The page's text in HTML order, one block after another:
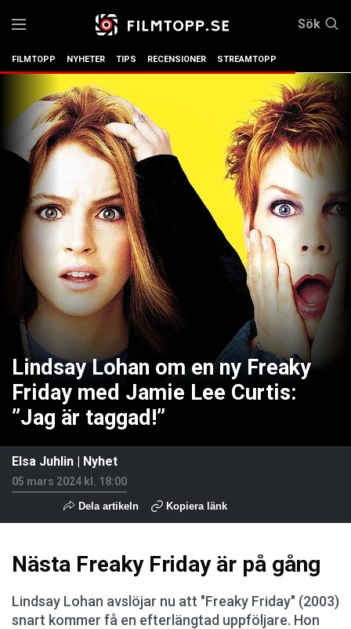
Sök
FILMTOPP NYHETER TIPS RECENSIONER STREAMTOPP
Lindsay Lohan om en ny Freaky
Friday med Jamie Lee Curtis:
”Jag är taggad!”
Elsa Juhlin | Nyhet
05 mars 2024 kl. 18:00
Dela artikeln Kopiera länk
Nästa Freaky Friday är på gång
Lindsay Lohan avslöjar nu att "Freaky Friday" (2003)
snart kommer få en efterlängtad uppföljare. Hon